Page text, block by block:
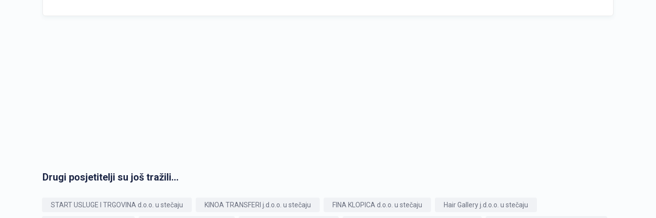
Drugi posjetitelji su još tražili...
START USLUGE I TRGOVINA d.o.o. u stečaju KINOA TRANSFERI j.d.o.o. u stečaju FINA KLOPICA d.o.o. u stečaju Hair Gallery j.d.o.o. u stečaju